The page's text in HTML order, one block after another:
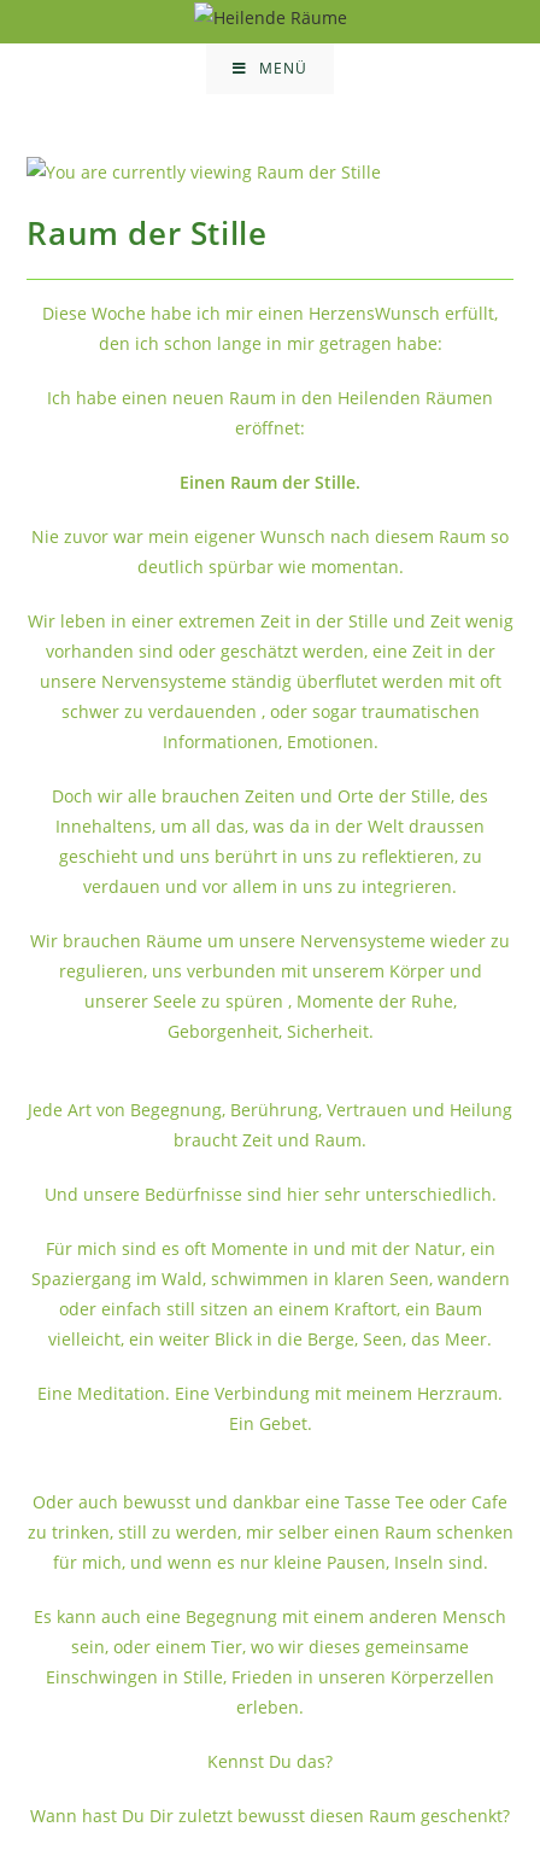
Inhalt
MENÜ
Raum der Stille
Diese Woche habe ich mir einen HerzensWunsch erfüllt,
den ich schon lange in mir getragen habe:
Ich habe einen neuen Raum in den Heilenden Räumen
eröffnet:
Einen Raum der Stille.
Nie zuvor war mein eigener Wunsch nach diesem Raum so
deutlich spürbar wie momentan.
Wir leben in einer extremen Zeit in der Stille und Zeit wenig
vorhanden sind oder geschätzt werden, eine Zeit in der
unsere Nervensysteme ständig überflutet werden mit oft
schwer zu verdauenden , oder sogar traumatischen
Informationen, Emotionen.
Doch wir alle brauchen Zeiten und Orte der Stille, des
Innehaltens, um all das, was da in der Welt draussen
geschieht und uns berührt in uns zu reflektieren, zu
verdauen und vor allem in uns zu integrieren.
Wir brauchen Räume um unsere Nervensysteme wieder zu
regulieren, uns verbunden mit unserem Körper und
unserer Seele zu spüren , Momente der Ruhe,
Geborgenheit, Sicherheit.
Jede Art von Begegnung, Berührung, Vertrauen und Heilung
braucht Zeit und Raum.
Und unsere Bedürfnisse sind hier sehr unterschiedlich.
Für mich sind es oft Momente in und mit der Natur, ein
Spaziergang im Wald, schwimmen in klaren Seen, wandern
oder einfach still sitzen an einem Kraftort, ein Baum
vielleicht, ein weiter Blick in die Berge, Seen, das Meer.
Eine Meditation. Eine Verbindung mit meinem Herzraum.
Ein Gebet.
Oder auch bewusst und dankbar eine Tasse Tee oder Cafe
zu trinken, still zu werden, mir selber einen Raum schenken
für mich, und wenn es nur kleine Pausen, Inseln sind.
Es kann auch eine Begegnung mit einem anderen Mensch
sein, oder einem Tier, wo wir dieses gemeinsame
Einschwingen in Stille, Frieden in unseren Körperzellen
erleben.
Kennst Du das?
Wann hast Du Dir zuletzt bewusst diesen Raum geschenkt?